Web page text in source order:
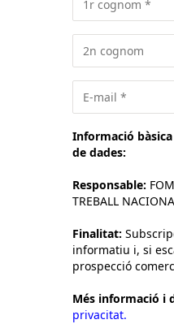
Informació
de dades:
Responsable:
TREBALL
Finalitat:
informatiu i, si
prospecció
Més informació i
privacitat.